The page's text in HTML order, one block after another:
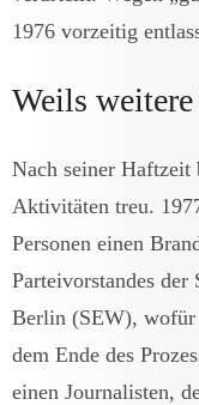
1976 vorzeitig
Weils
Nach seiner
Aktivitäten treu.
Personen einen
Parteivorstandes
Berlin (SEW), wofür
dem Ende des
einen Journalisten,